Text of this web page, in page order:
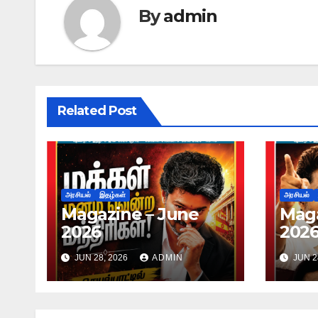
Byadmin
Related Post
அரசியல் இதழ்கள்
Magazine – June
2026
JUN 28, 2026 ADMIN
அரசியல்
JUN